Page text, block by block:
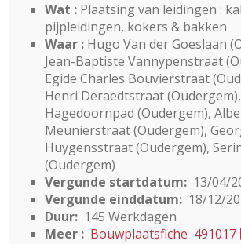
Wat : Plaatsing van leidingen :
pijpleidingen, kokers & bakken
Waar : Hugo Van der Goeslaan
Jean-Baptiste Vannypenstraat
Egide Charles Bouvierstraat
Henri Deraedtstraat (Oudergem),
Hagedoornpad (Oudergem),
Meunierstraat (Oudergem),
Huygensstraat (Oudergem),
(Oudergem)
Vergunde startdatum: 13/04/
Vergunde einddatum: 18/12/
Duur: 145 Werkdagen
Meer : Bouwplaatsfiche 491017